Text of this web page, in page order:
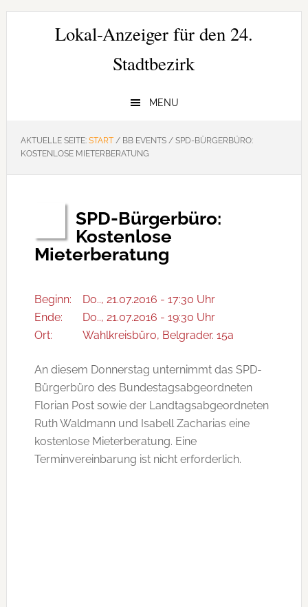
Zur
Hauptnavigation
Zum
Zur
SeitenspalteLokal-Anzeiger für den 24.
Stadtbezirk
MENU
AKTUELLE SEITE: START /BB EVENTS /SPD-BÜRGERBÜRO:
KOSTENLOSE MIETERBERATUNG
SPD-Bürgerbüro:
Kostenlose
Mieterberatung
Beginn:
Do.., 21.07.2016 - 17:30 Uhr
Ende:
Do.., 21.07.2016 - 19:30 Uhr
Ort:
Wahlkreisbüro, Belgrader. 15a
An diesem Donnerstag unternimmt das SPD-
Bürgerbüro des Bundestagsabgeordneten
Florian Post sowie der Landtagsabgeordneten
Ruth Waldmann und Isabell Zacharias eine
kostenlose Mieterberatung. Eine
Terminvereinbarung ist nicht erforderlich.